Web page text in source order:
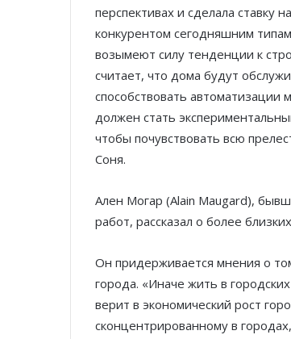
перспективах и сделала ставку
конкурентом сегодняшним
возымеют силу тенденции к
считает, что дома будут
способствовать автоматизации
должен стать
чтобы почувствовать всю
Соня.
Ален Могар (Alain Maugard),
работ, рассказал о более
Он придерживается мнения о
города. «Иначе жить в
верит в экономический рост
сконцентрированному в